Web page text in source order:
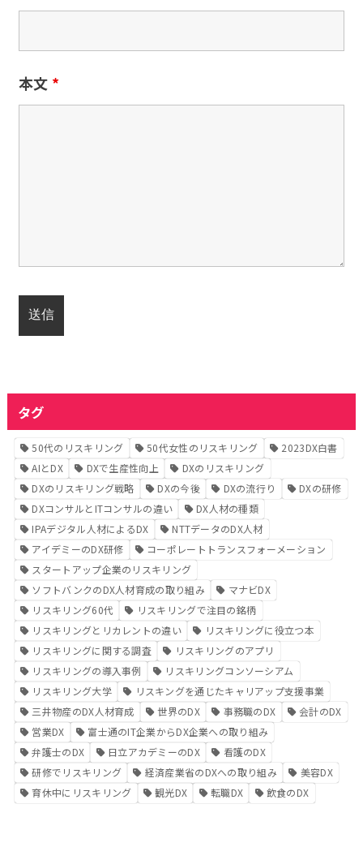
本文 *
タグ
50代のリスキリング 50代女性のリスキリング
2023DX白書
AIとDX
DXで生産性向上
DXのリスキリング
DXのリスキリング戦略
DXの今後 DXの流行り
DXの研修
DXコンサルとITコンサルの違い
DX人材の種類
IPAデジタル人材によるDX
NTTデータのDX人材
アイデミーのDX研修
コーポレートトランスフォーメーション
スタートアップ企業のリスキリング
ソフトバンクのDX人材育成の取り組み
マナビDX
リスキリング60代
リスキリングで注目の銘柄
リスキリングとリカレントの違い
リスキリングに役立つ本
リスキリングに関する調査
リスキリングのアプリ
リスキリングの導入事例
リスキリングコンソーシアム
リスキリング大学
リスキングを通じたキャリアップ支援事業
三井物産のDX人材育成
世界のDX 事務職のDX
会計のDX
営業DX
富士通のIT企業からDX企業への取り組み
弁護士のDX
日立アカデミーのDX
看護のDX
研修でリスキリング
経済産業省のDXへの取り組み
美容DX
育休中にリスキリング
観光DX 転職DX 飲食のDX